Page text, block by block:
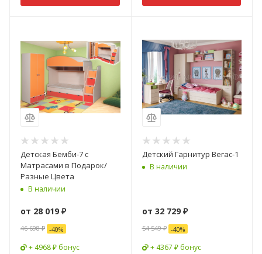
Детская Бемби-7 с
Матрасами в Подарок/
Разные Цвета
В наличии
от 28 019 ₽
46 698 ₽ -40%
+ 4968 ₽ бонус
Детский Гарнитур Вегас-1
В наличии
от 32 729 ₽
54 549 ₽ -40%
+ 4367 ₽ бонус